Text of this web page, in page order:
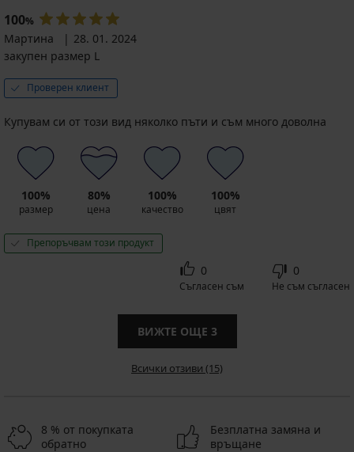
100%
Мартина
28. 01. 2024
закупен размер L
Проверен клиент
Купувам си от този вид няколко пъти и съм много доволна
100%
размер
80%
цена
100%
качество
100%
цвят
Препоръчвам този продукт
0
Съгласен съм
0
Не съм съгласен
ВИЖТЕ ОЩЕ 3
Всички отзиви (15)
8 % от покупката
обратно
Безплатна замяна и
връщане